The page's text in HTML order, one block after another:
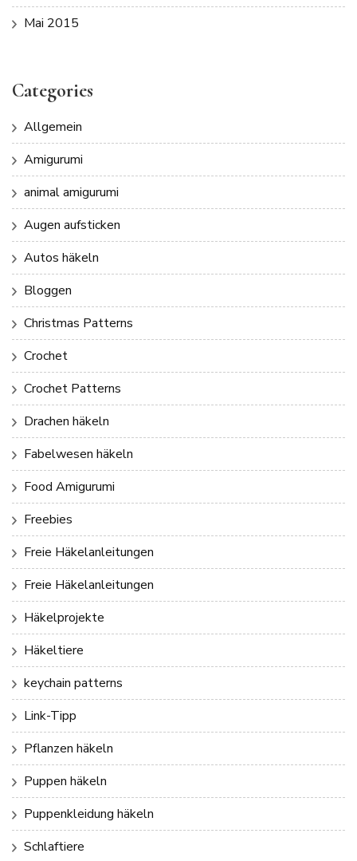
Mai 2015
Categories
Allgemein
Amigurumi
animal amigurumi
Augen aufsticken
Autos häkeln
Bloggen
Christmas Patterns
Crochet
Crochet Patterns
Drachen häkeln
Fabelwesen häkeln
Food Amigurumi
Freebies
Freie Häkelanleitungen
Freie Häkelanleitungen
Häkelprojekte
Häkeltiere
keychain patterns
Link-Tipp
Pflanzen häkeln
Puppen häkeln
Puppenkleidung häkeln
Schlaftiere